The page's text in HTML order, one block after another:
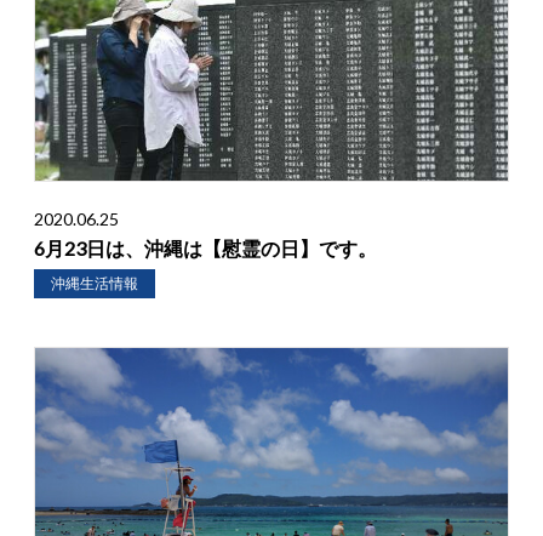
2020.06.25
6月23日は、沖縄は【慰霊の日】です。
沖縄生活情報